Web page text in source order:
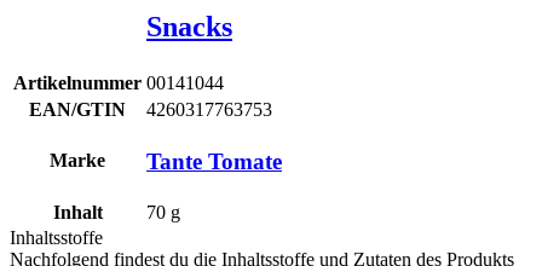
Snacks
Artikelnummer 00141044
EAN/GTIN
4260317763753
Marke Tante Tomate
Inhalt 70 g
Inhaltsstoffe
Nachfolgend findest du die Inhaltsstoffe und Zutaten des Produkts